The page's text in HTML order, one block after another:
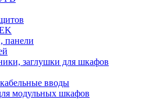
панели
заглушки для шкафов
вводы
модульных шкафов